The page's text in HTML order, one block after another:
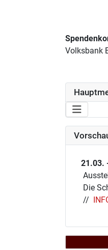
21.03.
Die
//
Volksbank